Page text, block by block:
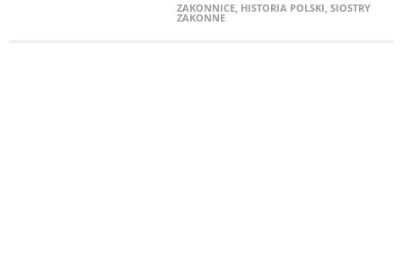
ZAKONNICE, HISTORIA POLSKI, SIOSTRY
ZAKONNE